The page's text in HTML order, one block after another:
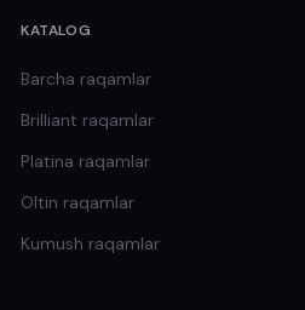
KATALOG
Barcha raqamlar
Brilliant raqamlar
Platina raqamlar
Oltin raqamlar
Kumush raqamlar